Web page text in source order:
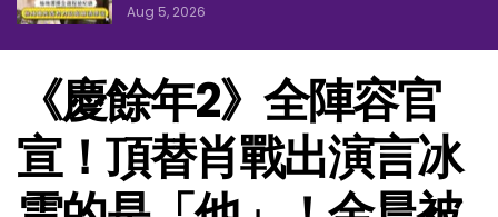
Aug 5, 2026
《慶餘年2》全陣容官
宣！頂替肖戰出演言冰